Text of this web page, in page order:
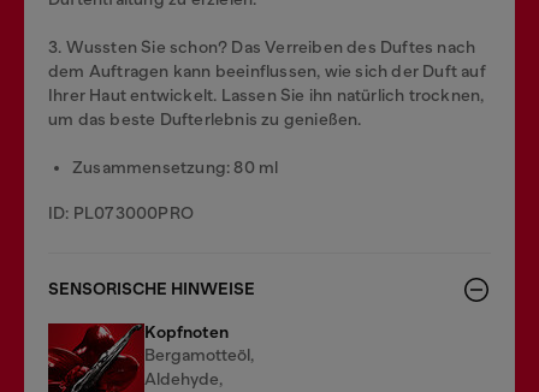
3. Wussten Sie schon? Das Verreiben des Duftes nach
dem Auftragen kann beeinflussen, wie sich der Duft auf
Ihrer Haut entwickelt. Lassen Sie ihn natürlich trocknen,
um das beste Dufterlebnis zu genießen.
Zusammensetzung: 80 ml
ID: PL073000PRO
SENSORISCHE HINWEISE
Kopfnoten
Bergamotteöl,
Aldehyde,